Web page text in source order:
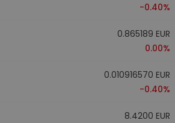
-0.40%
0.865189 EUR
0.00%
0.010916570 EUR
-0.40%
8.4200 EUR